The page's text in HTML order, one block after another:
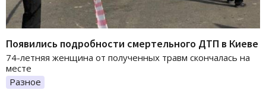
Появились подробности смертельного ДТП в Киеве
74-летняя женщина от полученных травм скончалась на
месте
Разное